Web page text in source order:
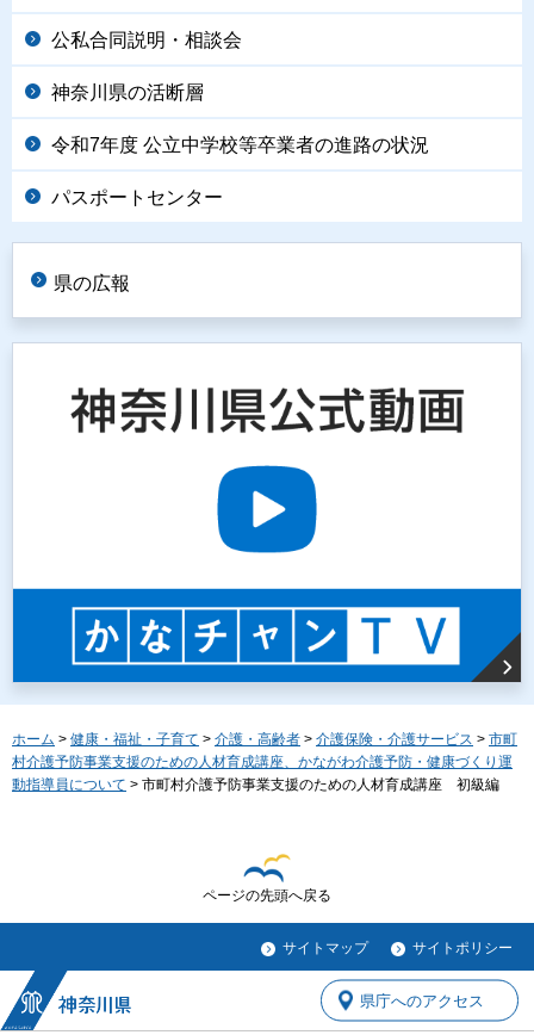
公私合同説明・相談会
神奈川県の活断層
令和7年度 公立中学校等卒業者の進路の状況
パスポートセンター
県の広報
ホーム > 健康・福祉・子育て > 介護・高齢者 > 介護保険・介護サービス > 市町
村介護予防事業支援のための人材育成講座、かながわ介護予防・健康づくり運
動指導員について > 市町村介護予防事業支援のための人材育成講座 初級編
ページの先頭へ戻る
サイトマップ サイトポリシー
県庁へのアクセス